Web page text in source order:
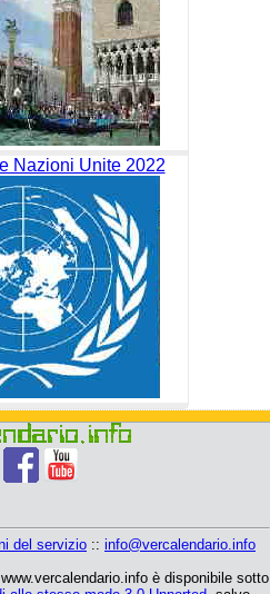
Nazioni Unite 2022
del servizio :: info@vercalendario.info
è disponibile sotto